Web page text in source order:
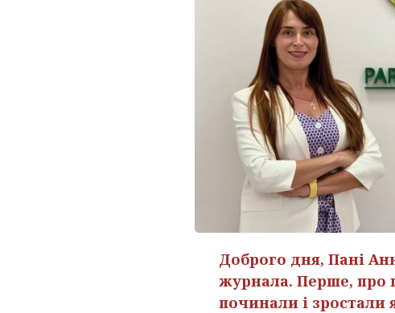
Доброго дня, Пані
журнала. Перше, про
починали і зростали